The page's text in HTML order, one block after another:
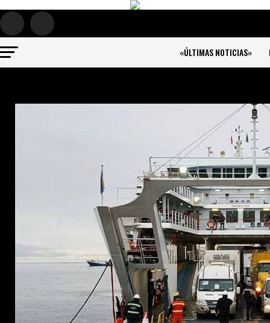
«ÚLTIMAS NOTICIAS»